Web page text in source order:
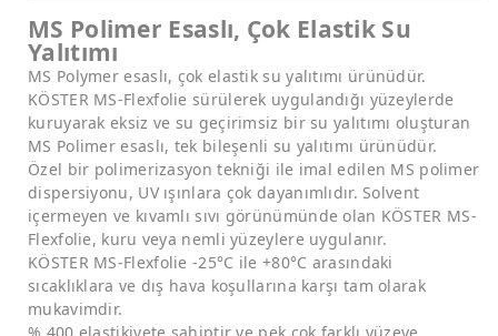
MS Polimer Esaslı, Çok Elastik Su
Yalıtımı
MS Polymer esaslı, çok elastik su yalıtımı ürünüdür.
KÖSTER MS-Flexfolie sürülerek uygulandığı yüzeylerde
kuruyarak eksiz ve su geçirimsiz bir su yalıtımı oluşturan
MS Polimer esaslı, tek bileşenli su yalıtımı ürünüdür.
Özel bir polimerizasyon tekniği ile imal edilen MS polimer
dispersiyonu, UV ışınlara çok dayanımlıdır. Solvent
içermeyen ve kıvamlı sıvı görünümünde olan KÖSTER MS-
Flexfolie, kuru veya nemli yüzeylere uygulanır.
KÖSTER MS-Flexfolie -25°C ile +80°C arasındaki
sıcaklıklara ve dış hava koşullarına karşı tam olarak
mukavimdir.